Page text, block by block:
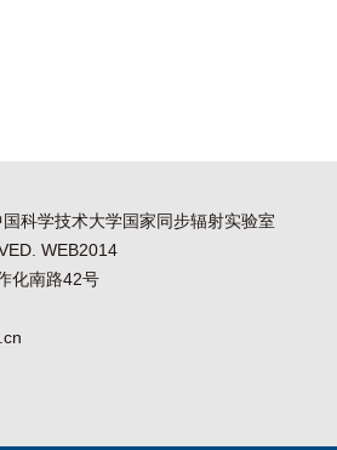
科学技术大学国家同步辐射实验室
WEB2014
化南路42号